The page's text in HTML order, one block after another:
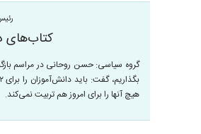
کتاب‌های
گروه سیاسی: حسن روحانی در مراسم
هیچ آنها را برای امروز هم تربیت نمی‌کند.